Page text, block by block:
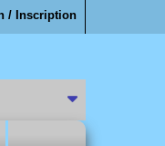
/ Inscription